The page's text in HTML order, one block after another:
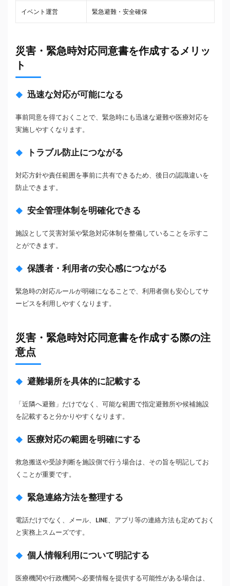
イベント運営 緊急避難・安全確保
災害・緊急時対応同意書を作成するメリッ
ト
迅速な対応が可能になる
事前同意を得ておくことで、緊急時にも迅速な避難や医療対応を
実施しやすくなります。
トラブル防止につながる
対応方針や責任範囲を事前に共有できるため、後日の認識違いを
防止できます。
安全管理体制を明確化できる
施設として災害対策や緊急対応体制を整備していることを示すこ
とができます。
保護者・利用者の安心感につながる
緊急時の対応ルールが明確になることで、利用者側も安心してサ
ービスを利用しやすくなります。
災害・緊急時対応同意書を作成する際の注
意点
避難場所を具体的に記載する
「近隣へ避難」だけでなく、可能な範囲で指定避難所や候補施設
を記載すると分かりやすくなります。
医療対応の範囲を明確にする
救急搬送や受診判断を施設側で行う場合は、その旨を明記してお
くことが重要です。
緊急連絡方法を整理する
電話だけでなく、メール、LINE、アプリ等の連絡方法も定めておく
と実務上スムーズです。
個人情報利用について明記する
医療機関や行政機関へ必要情報を提供する可能性がある場合は、